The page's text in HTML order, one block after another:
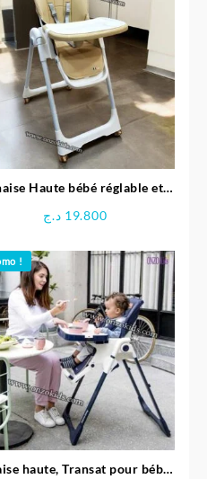
Haute bébé réglable et
19.800 د.ج
!
haute, Transat pour bébé